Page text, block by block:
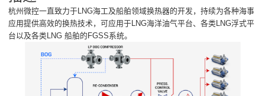
杭州微控一直致力于LNG海工及船舶领域换热器的开发，持续为各种海事
应用提供高效的换热技术，可应用于LNG海洋油气平台、各类LNG浮式平
台以及各类LNG 船舶的FGSS系统。